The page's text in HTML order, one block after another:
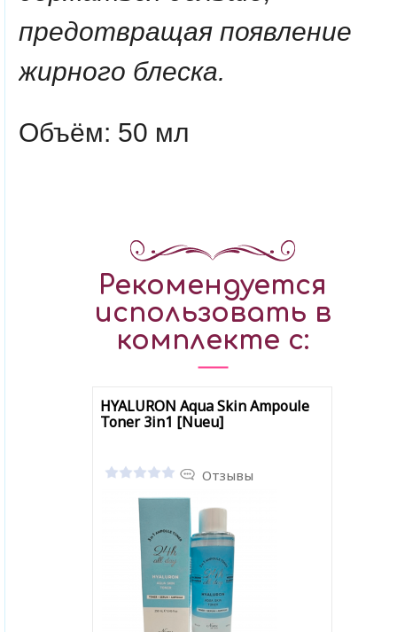
предотвращая появление
жирного блеска.
Объём: 50 мл
Рекомендуется
использовать в
комплекте с:
HYALURON Aqua Skin Ampoule
Toner 3in1 [Nueu]
Отзывы